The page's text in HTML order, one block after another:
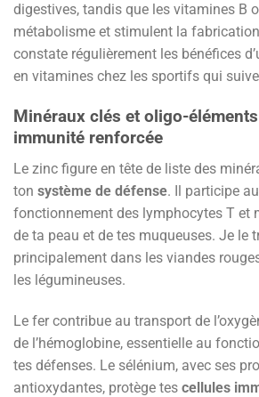
digestives, tandis que les vitamines B
métabolisme et stimulent la
constate régulièrement les bénéfices
en vitamines chez les sportifs qui
Minéraux clés et oligo-
immunité renforcée
Le zinc figure en tête de liste des
ton système de défense. Il participe
fonctionnement des lymphocytes T et
de ta peau et de tes muqueuses. Je le
principalement dans les viandes
les légumineuses.
Le fer contribue au transport de
de l’hémoglobine, essentielle au
tes défenses. Le sélénium, avec ses
antioxydantes, protège tes cellules